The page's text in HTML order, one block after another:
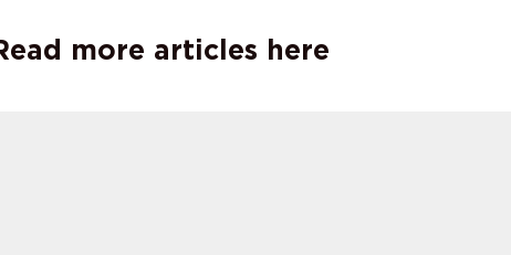
more articles here